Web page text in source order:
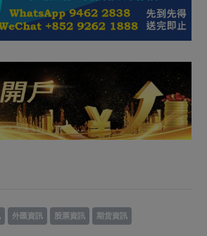
外匯資訊 股票資訊 期货資訊